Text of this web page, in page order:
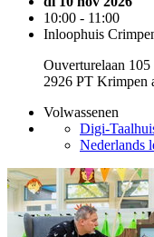
10:00 - 11:00
Inloophuis
Ouverturelaan 105
2926 PT Krimpen
Volwassenen
Digi-
Nederlands